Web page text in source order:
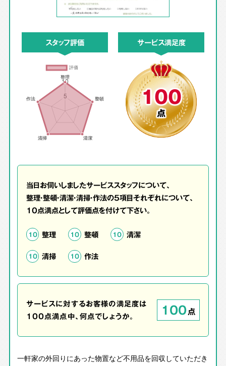
スタッフ評価 サービス満足度
100
点
当日お伺いしましたサービススタッフについて、
整理・整頓・清潔・清掃・作法の5項目それぞれについて、
10点満点として評価点を付けて下さい。
10 整理 10 整頓 10 清潔
10 清掃 10 作法
サービスに対するお客様の満足度は
100点満点中、何点でしょうか。
100点
一軒家の外回りにあった物置など不用品を回収していただき